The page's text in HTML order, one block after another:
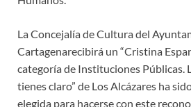
La Concejalía de Cultura del
Cartagenarecibirá un “Cristina
categoría de Instituciones Públicas.
tienes claro” de Los Alcázares ha
elegida para hacerse con este